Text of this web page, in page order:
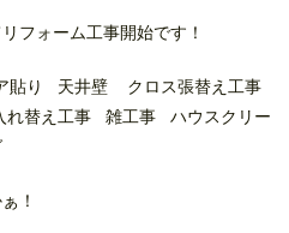
フォーム工事開始です！
貼り 天井壁 クロス張替え工事
替え工事 雑工事 ハウスクリー
！